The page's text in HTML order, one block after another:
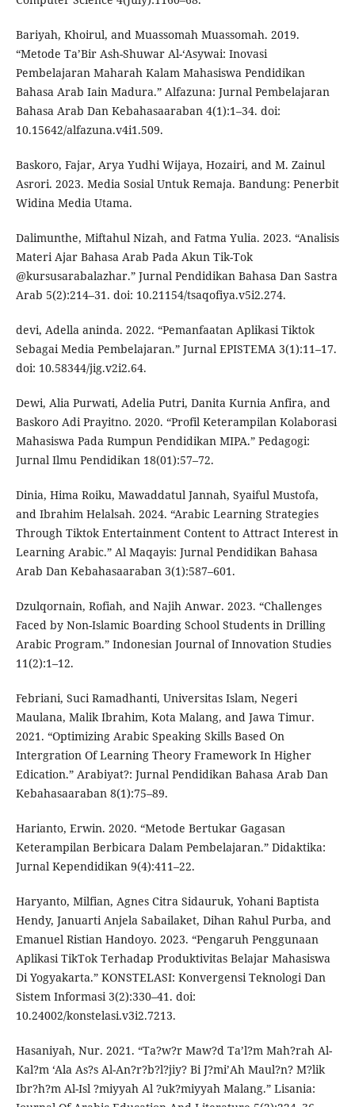
Bariyah, Khoirul, and Muassomah Muassomah. 2019.
“Metode Ta’Bir Ash-Shuwar Al-‘Asywai: Inovasi
Pembelajaran Maharah Kalam Mahasiswa Pendidikan
Bahasa Arab Iain Madura.” Alfazuna: Jurnal Pembelajaran
Bahasa Arab Dan Kebahasaaraban 4(1):1–34. doi:
10.15642/alfazuna.v4i1.509.
Baskoro, Fajar, Arya Yudhi Wijaya, Hozairi, and M. Zainul
Asrori. 2023. Media Sosial Untuk Remaja. Bandung: Penerbit
Widina Media Utama.
Dalimunthe, Miftahul Nizah, and Fatma Yulia. 2023. “Analisis
Materi Ajar Bahasa Arab Pada Akun Tik-Tok
@kursusarabalazhar.” Jurnal Pendidikan Bahasa Dan Sastra
Arab 5(2):214–31. doi: 10.21154/tsaqofiya.v5i2.274.
devi, Adella aninda. 2022. “Pemanfaatan Aplikasi Tiktok
Sebagai Media Pembelajaran.” Jurnal EPISTEMA 3(1):11–17.
doi: 10.58344/jig.v2i2.64.
Dewi, Alia Purwati, Adelia Putri, Danita Kurnia Anfira, and
Baskoro Adi Prayitno. 2020. “Profil Keterampilan Kolaborasi
Mahasiswa Pada Rumpun Pendidikan MIPA.” Pedagogi:
Jurnal Ilmu Pendidikan 18(01):57–72.
Dinia, Hima Roiku, Mawaddatul Jannah, Syaiful Mustofa,
and Ibrahim Helalsah. 2024. “Arabic Learning Strategies
Through Tiktok Entertainment Content to Attract Interest in
Learning Arabic.” Al Maqayis: Jurnal Pendidikan Bahasa
Arab Dan Kebahasaaraban 3(1):587–601.
Dzulqornain, Rofiah, and Najih Anwar. 2023. “Challenges
Faced by Non-Islamic Boarding School Students in Drilling
Arabic Program.” Indonesian Journal of Innovation Studies
11(2):1–12.
Febriani, Suci Ramadhanti, Universitas Islam, Negeri
Maulana, Malik Ibrahim, Kota Malang, and Jawa Timur.
2021. “Optimizing Arabic Speaking Skills Based On
Intergration Of Learning Theory Framework In Higher
Edication.” Arabiyat?: Jurnal Pendidikan Bahasa Arab Dan
Kebahasaaraban 8(1):75–89.
Harianto, Erwin. 2020. “Metode Bertukar Gagasan
Keterampilan Berbicara Dalam Pembelajaran.” Didaktika:
Jurnal Kependidikan 9(4):411–22.
Haryanto, Milfian, Agnes Citra Sidauruk, Yohani Baptista
Hendy, Januarti Anjela Sabailaket, Dihan Rahul Purba, and
Emanuel Ristian Handoyo. 2023. “Pengaruh Penggunaan
Aplikasi TikTok Terhadap Produktivitas Belajar Mahasiswa
Di Yogyakarta.” KONSTELASI: Konvergensi Teknologi Dan
Sistem Informasi 3(2):330–41. doi:
10.24002/konstelasi.v3i2.7213.
Hasaniyah, Nur. 2021. “Ta?w?r Maw?d Ta’l?m Mah?rah Al-
Kal?m ‘Ala As?s Al-An?r?b?l?jiy? Bi J?mi’Ah Maul?n? M?lik
Ibr?h?m Al-Isl ?miyyah Al ?uk?miyyah Malang.” Lisania: